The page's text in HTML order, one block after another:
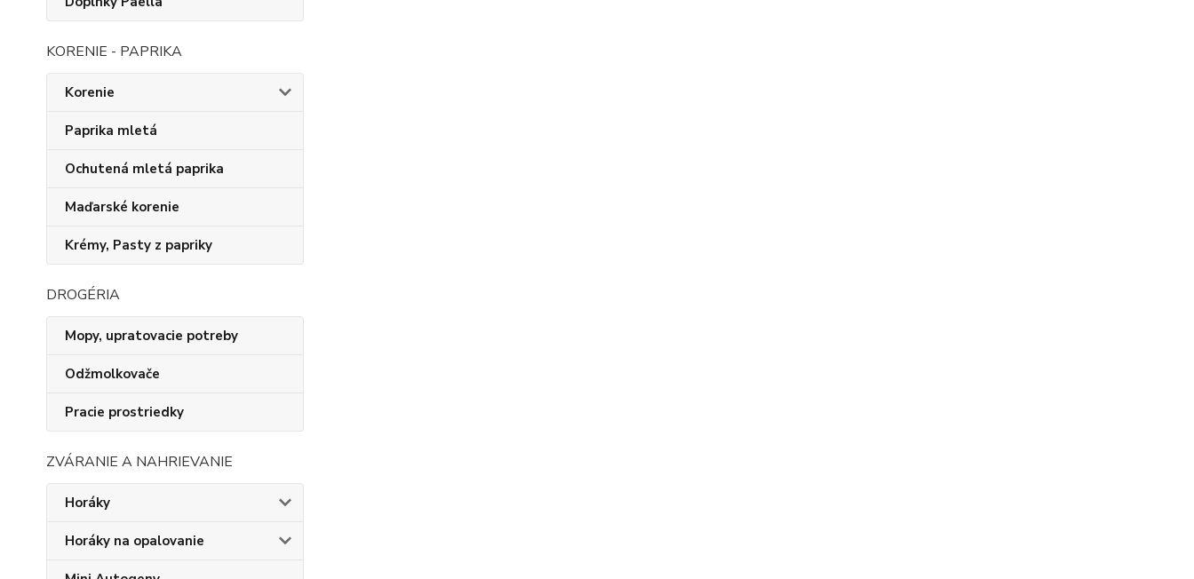
KORENIE - PAPRIKA
Korenie
Paprika mletá
Ochutená mletá paprika
Maďarské korenie
Krémy, Pasty z papriky
DROGÉRIA
Mopy, upratovacie potreby
Odžmolkovače
Pracie prostriedky
ZVÁRANIE A NAHRIEVANIE
Horáky
Horáky na opalovanie